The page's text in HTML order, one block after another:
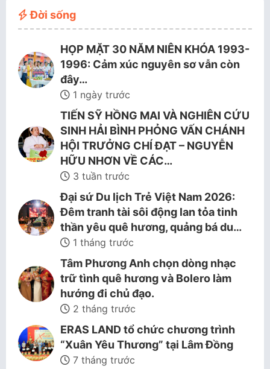
Đời sống
HỌP MẶT 30 NĂM NIÊN KHÓA 1993-
1996: Cảm xúc nguyên sơ vẫn còn
đây…
1 ngày trước
TIẾN SỸ HỒNG MAI VÀ NGHIÊN CỨU
SINH HẢI BÌNH PHỎNG VẤN CHÁNH
HỘI TRƯỞNG CHÍ ĐẠT – NGUYỄN
HỮU NHƠN VỀ CÁC…
3 tuần trước
Đại sứ Du lịch Trẻ Việt Nam 2026:
Đêm tranh tài sôi động lan tỏa tinh
thần yêu quê hương, quảng bá du…
1 tháng trước
Tâm Phương Anh chọn dòng nhạc
trữ tình quê hương và Bolero làm
hướng đi chủ đạo.
2 tháng trước
ERAS LAND tổ chức chương trình
“Xuân Yêu Thương” tại Lâm Đồng
7 tháng trước